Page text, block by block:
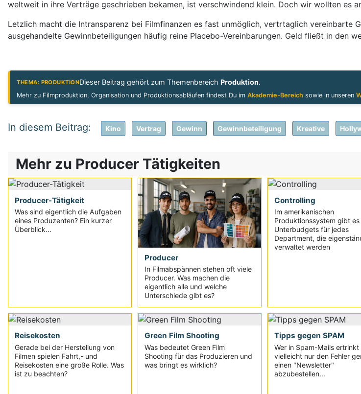
weltweit in ihre Verträge geschrieben bekamen, ist verschwindend klein. Doch wir wollten es
Letzlich macht die Intransparenz bei Filmfinanzen es fast unmöglich, vertrtaglich vereinbarte
ausgehandelte Gewinnbeteiligungen häufig reine Placebo-Vereinbarungen. Geld fließt in den
THEMA: PRODUKTIONDieser Beitrag gehört zum Themenbereich Produktion.
Mehr zu Filmproduktion, Organisation und Produktionsabläufen findest Du imAkademie-Bereich sowie in unseren
Kino Vertrag Gewinn Gewinnbeteiligung Kreative
Mehr zu Producer Tätigkeiten
Producer-Tätigkeit
Was sind eigentlich die Aufgaben
eines Produzenten? Ein kurzer
Überblick...
Producer
In Filmabspännen stehen oft viele
Producer. Was machen die
eigentlich alle und welche
Unterschiede gibt es?
Controlling
Im amerikanischen
Produktionssystem gibt es
Unterbudgets für jedes
Department, die
verwaltet werden
Reisekosten
Gerade bei der Herstellung von
Filmen spielen Fahrt,- und
Reisekosten eine große Rolle. Was
ist zu beachten?
Green Film Shooting
Was bedeutet Green Film
Shooting für das Produzieren und
was bringt es wirklich?
Tipps gegen SPAM
Wer in Spam-Mails ertrinkt
vielleicht nur den Fehler
einen "Newsletter"
abzubestellen...